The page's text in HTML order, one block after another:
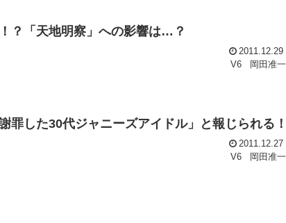
？「天地明察」への影響は…？
2011.12.29
V6
岡田准一
罪した30代ジャニーズアイドル」と報じられる！
2011.12.27
V6
岡田准一